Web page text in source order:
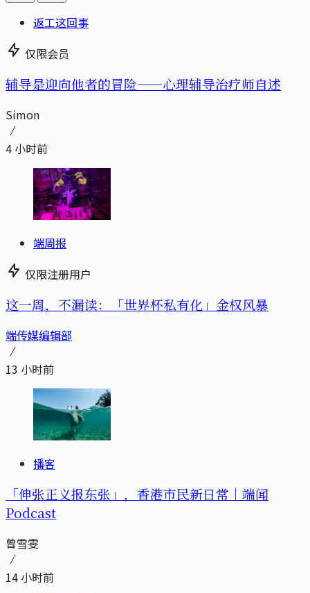
返工这回事
仅限会员
辅导是迎向他者的冒险——心理辅导治疗师自述
Simon
4 小时前
端周报
仅限注册用户
这一周，不漏读：「世界杯私有化」金权风暴
端传媒编辑部
13 小时前
播客
「伸张正义报东张」，香港市民新日常｜端闻
Podcast
曾雪雯
14 小时前